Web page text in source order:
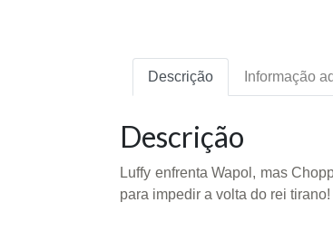
Descrição Informação
Descrição
Luffy enfrenta Wapol, mas
para impedir a volta do rei tirano!